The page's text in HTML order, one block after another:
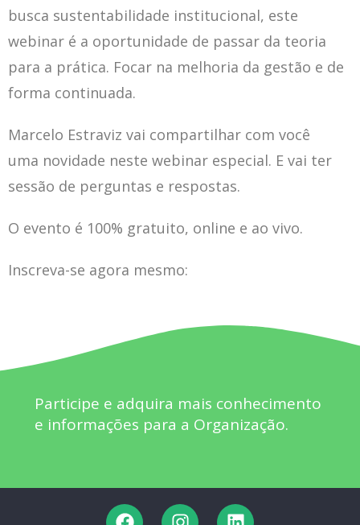
busca sustentabilidade institucional, este
webinar é a oportunidade de passar da teoria
para a prática. Focar na melhoria da gestão e de
forma continuada.
Marcelo Estraviz vai compartilhar com você
uma novidade neste webinar especial. E vai ter
sessão de perguntas e respostas.
O evento é 100% gratuito, online e ao vivo.
Inscreva-se agora mesmo:
Participe e adquira mais conhecimento
e informações para a Organização.